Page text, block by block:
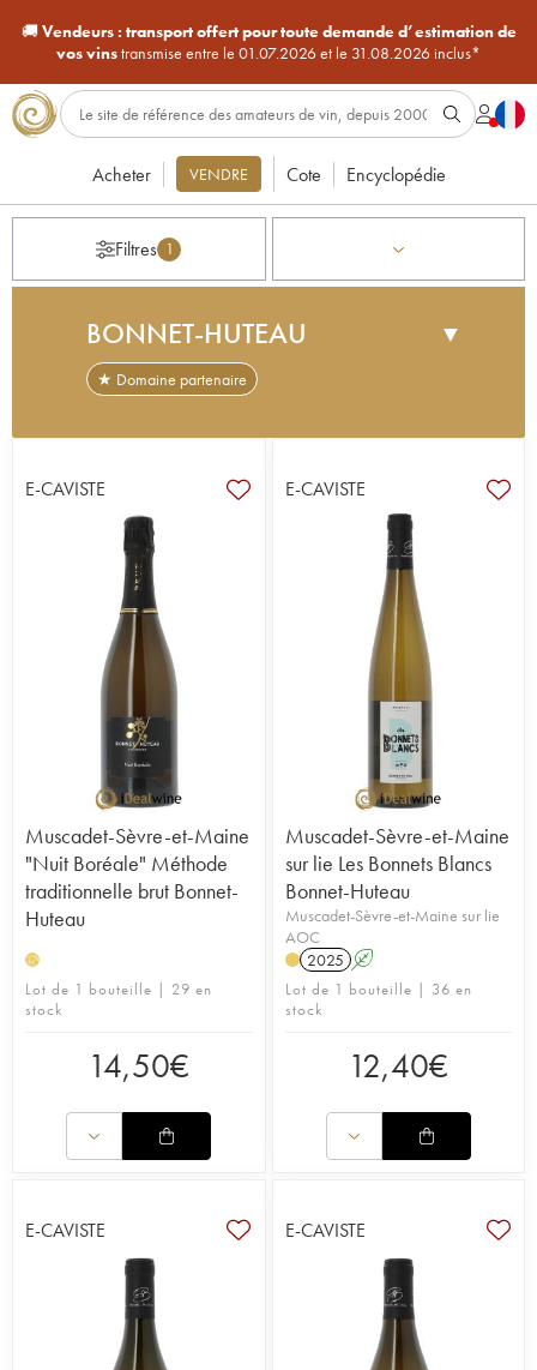
🚚Vendeurs : transport offert pour toute demande d’estimation de
vos vinstransmise entre le 01.07.2026 et le 31.08.2026 inclus*
Acheter VENDRE Cote Encyclopédie
Filtres 1
BONNET-HUTEAU ▼
★ Domaine partenaire
Maine à La Chapelle-Heulin, produit du muscadet
depuis plus de 150 ans. Il est aujourd'hui dirigé par
les frères Jean-Jacques et Rémi Bonnet. Le
vignoble de 40 hectares est certifié en agriculture
biologique depuis 2005 et quatre parcelles sont
vinifiées séparément afin de faire ressortir la
subtilité et les nuances de leurs terroirs respectifs.
La propriété qui ne produit que du blanc est
plantée principalement en melon de bourgogne.
Les vins sont se caractérisent par une grande
intensité aromatique.
E-CAVISTE
Muscadet-Sèvre-et-Maine
"Nuit Boréale" Méthode
traditionnelle brut Bonnet-
Huteau
H
Lot de 1 bouteille | 29 en
stock
14,50€
E-CAVISTE
Muscadet-Sèvre-et-Maine
sur lie Les Bonnets Blancs
Bonnet-Huteau
Muscadet-Sèvre-et-Maine sur lie
AOC
2025 A
Lot de 1 bouteille | 36 en
stock
12,40€
E-CAVISTE E-CAVISTE